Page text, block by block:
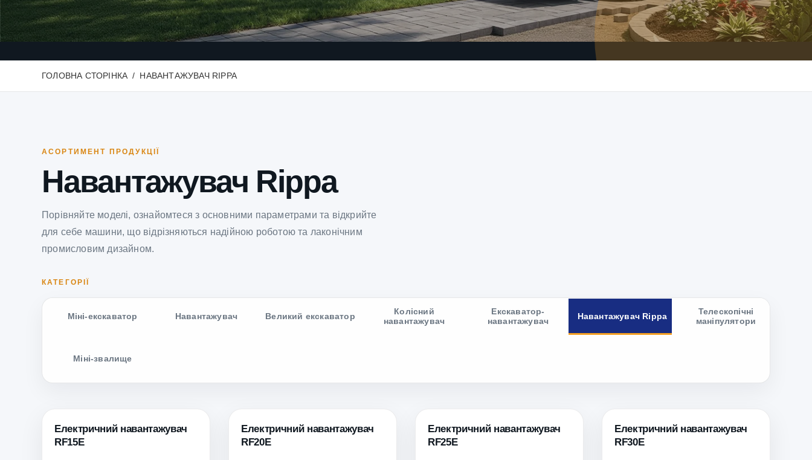
ГОЛОВНА СТОРІНКА НАВАНТАЖУВАЧ RIPPA
АСОРТИМЕНТ ПРОДУКЦІЇ
Навантажувач Rippa
Порівняйте моделі, ознайомтеся з основними параметрами та відкрийте
для себе машини, що відрізняються надійною роботою та лаконічним
промисловим дизайном.
КАТЕГОРІЇ
Міні-екскаватор Навантажувач Великий екскаватор
Колісний
навантажувач
Екскаватор-
навантажувач
Навантажувач Rippa
Телескопічні
маніпулятори
Міні-звалище
Електричний навантажувач
RF15E
Електричний навантажувач
RF20E
Електричний навантажувач
RF25E
Електричний навантажувач
RF30E